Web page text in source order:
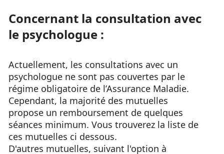
Concernant la consultation avec
le psychologue :
Actuellement, les consultations avec un
psychologue ne sont pas couvertes par le
régime obligatoire de l’Assurance Maladie.
Cependant, la majorité des mutuelles
propose un remboursement de quelques
séances minimum. Vous trouverez la liste de
ces mutuelles ci dessous.
D'autres mutuelles, suivant l'option à